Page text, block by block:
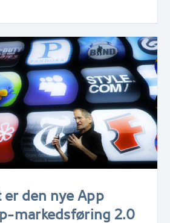
den nye App
markedsføring 2.0